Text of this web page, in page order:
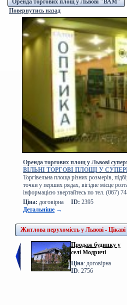
Оренда торгових площ у Львові "ВАМ"
Повернутись назад
Оренда торгових площ у Львові
ВІЛЬНІ ТОРГОВІ ПЛОЩІ У
Торгівельна площа різних розмерів,
точки у перших рядах, вігідне місце
інформацією звертайтесь по тел. (067)
Ціна: договірна ID: 2395
Детальніше →
Житлова нерухомість у Львові - Цікаві
Продаж будинку у
селі Модричі
Ціна: договірна
ID: 2756